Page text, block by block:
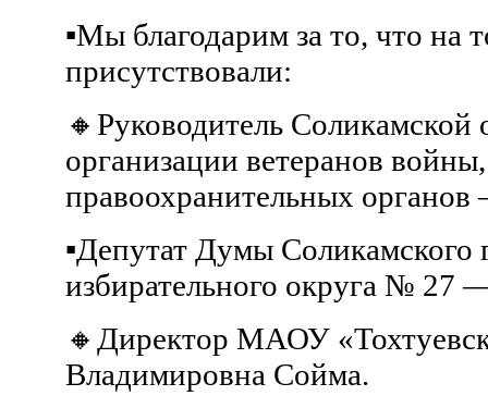
▪Мы благодарим за то, что на
присутствовали:
🔸Руководитель Соликамской
организации ветеранов
правоохранительных
▪Депутат Думы Соликамского
избирательного округа № 27
🔸Директор МАОУ
Владимировна Сойма.